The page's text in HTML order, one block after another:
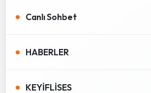
Canlı Sohbet
HABERLER
KEYİFLİSES